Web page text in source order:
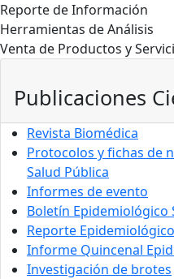
Reporte de Información
Herramientas de Análisis
Venta de Productos y
Publicaciones
Revista Biomédica
Protocolos y fichas de
Salud Pública
Informes de evento
Boletín Epidemiológico
Reporte
Informe Quincenal
Investigación de brotes